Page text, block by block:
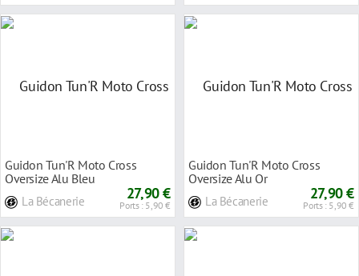
Guidon Tun'R Moto Cross
Oversize Alu Bleu
La Bécanerie 27,90 €
Ports : 5,90 €
Guidon Tun'R Moto Cross
Oversize Alu Or
La Bécanerie 27,90 €
Ports : 5,90 €